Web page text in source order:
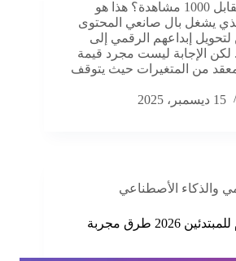
كم يدفع انستقرام مقابل 1000 مشاهدة؟ هذا هو
الذي يشغل بال صانعي المحتوى
إبداعهم الرقمي إلى
الإجابة ليست مجرد قيمة
من المتغيرات حيث يتوقف
15 ديسمبر، 2025
والذكاء الأصطناعي
الربح من الانستجرام للمبتدئين 2026 طرق مجربة